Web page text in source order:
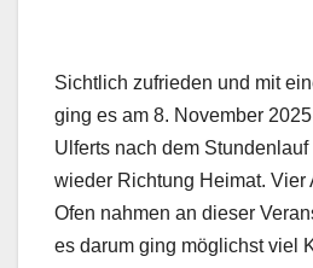
​Sichtlich zufrieden und mit
ging es am 8. November
Ulferts nach dem
wieder Richtung Heimat. Vier
Ofen nahmen an dieser
es darum ging möglichst viel